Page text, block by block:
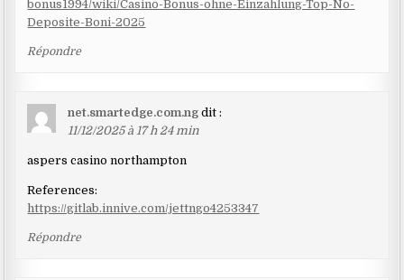
bonus1994/wiki/Casino-Bonus-ohne-Einzahlung-Top-No-
Deposite-Boni-2025
Répondre
net.smartedge.com.ng dit :
11/12/2025 à 17 h 24 min
aspers casino northampton
References:
https://gitlab.innive.com/jettngo4253347
Répondre